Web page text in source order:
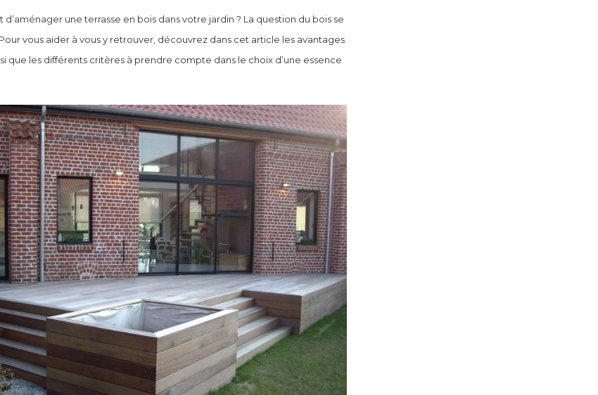
d’aménager une terrasse en bois dans votre jardin ? La question du bois se
vous aider à vous y retrouver, découvrez dans cet article les avantages
que les différents critères à prendre compte dans le choix d’une essence